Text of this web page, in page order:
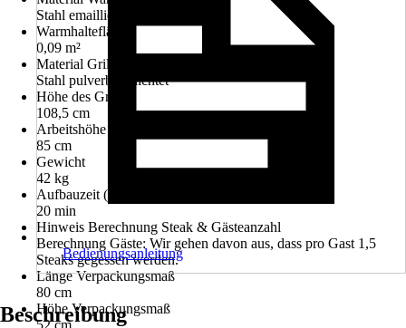
Stahl emailliert
Warmhaltefläche
0,09 m²
Material Grill
Stahl pulverbeschichtet
Höhe des Grills
108,5 cm
Arbeitshöhe
85 cm
Gewicht
42 kg
Aufbauzeit (mit 2 Personen) ca.
20 min
Hinweis Berechnung Steak & Gästeanzahl
Berechnung Gäste: Wir gehen davon aus, dass pro Gast 1,5
Steaks gegessen werden.
Länge Verpackungsmaß
80 cm
Höhe Verpackungsmaß
52 cm
Bedienungsanleitung
Beschreibung